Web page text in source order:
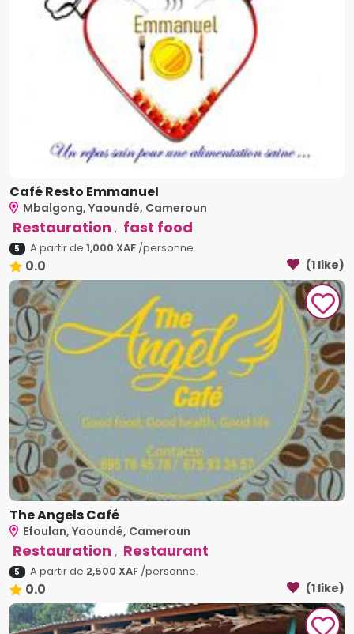
Café Resto Emmanuel
Mbalgong, Yaoundé, Cameroun
Restauration , fast food
5 A partir de 1,000 XAF/personne.
0.0 (1 like)
The Angels Café
Efoulan, Yaoundé, Cameroun
Restauration , Restaurant
5 A partir de 2,500 XAF/personne.
0.0 (1 like)